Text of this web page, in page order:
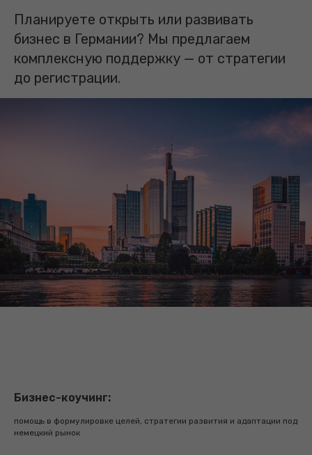
Планируете открыть или развивать
бизнес в Германии? Мы предлагаем
комплексную поддержку — от стратегии
до регистрации.
Бизнес-коучинг:
помощь в формулировке целей, стратегии развития и адаптации под
немецкий рынок
выбранный тип визы